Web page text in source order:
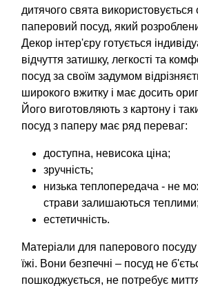
дитячого свята
паперовий посуд, який
Декор інтер'єру готується
відчуття затишку, легкості та
посуд за своїм задумом
широкого вжитку і має досить
Його виготовляють з картону і
посуд з паперу має ряд переваг:
доступна, невисока ціна;
зручність;
низька теплопередача - не
страви залишаються теплими;
естетичність.
Матеріали для паперового
їжі. Вони безпечні – посуд не
пошкоджується, не потребує